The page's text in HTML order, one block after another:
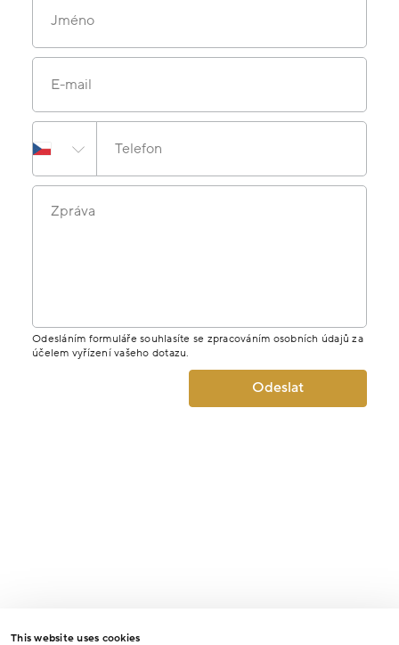
This website uses cookies
Jméno
E-mail
Telefon
Zpráva
Odesláním formuláře souhlasíte se zpracováním osobních údajů za
účelem vyřízení vašeho dotazu.
Odeslat